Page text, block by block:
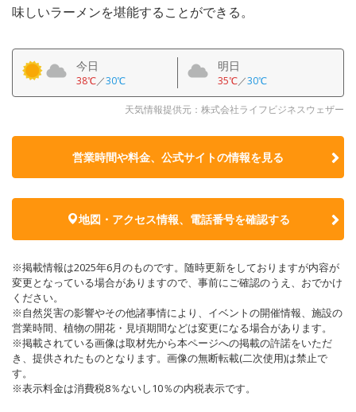
味しいラーメンを堪能することができる。
今日
38℃／30℃
明日
35℃／30℃
天気情報提供元：株式会社ライフビジネスウェザー
営業時間や料金、公式サイトの情報を見る
地図・アクセス情報、電話番号を確認する
※掲載情報は2025年6月のものです。随時更新をしておりますが内容が
変更となっている場合がありますので、事前にご確認のうえ、おでかけ
ください。
※自然災害の影響やその他諸事情により、イベントの開催情報、施設の
営業時間、植物の開花・見頃期間などは変更になる場合があります。
※掲載されている画像は取材先から本ページへの掲載の許諾をいただ
き、提供されたものとなります。画像の無断転載(二次使用)は禁止で
す。
※表示料金は消費税8％ないし10％の内税表示です。